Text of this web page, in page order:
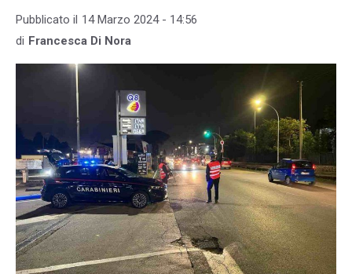
Pubblicato il 14 Marzo 2024 - 14:56
di Francesca Di Nora